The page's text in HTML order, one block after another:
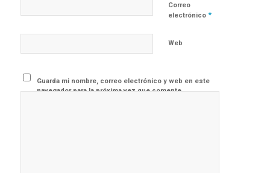
Correo
electrónico *
Web
Guarda mi nombre, correo electrónico y web en este
navegador para la próxima vez que comente.